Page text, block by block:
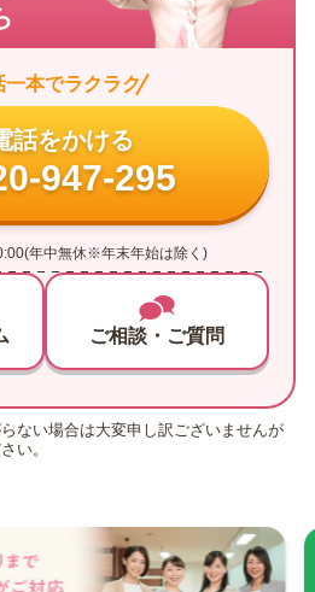
一本でラクラク
話をかける
947-295
年中無休※年末年始は除く)
ご相談・ご質問
ない場合は大変申し訳ございませんが
い。